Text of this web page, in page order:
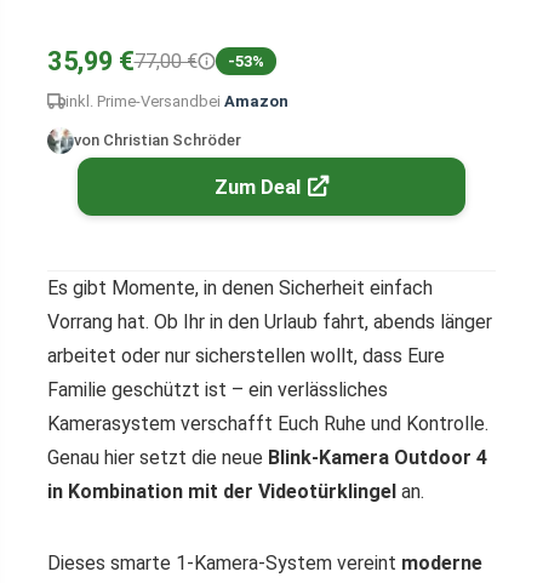
35,99 €77,00 € -53%
inkl. Prime-Versand bei Amazon
von Christian Schröder
Zum Deal
Es gibt Momente, in denen Sicherheit einfach
Vorrang hat. Ob Ihr in den Urlaub fahrt, abends länger
arbeitet oder nur sicherstellen wollt, dass Eure
Familie geschützt ist – ein verlässliches
Kamerasystem verschafft Euch Ruhe und Kontrolle.
Genau hier setzt die neue Blink-Kamera Outdoor 4
in Kombination mit der Videotürklingel an.
Dieses smarte 1-Kamera-System vereint moderne